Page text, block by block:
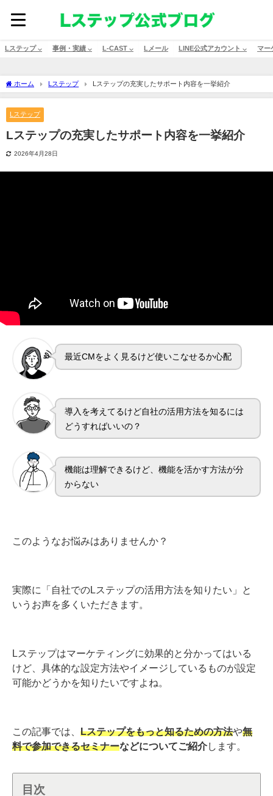
Lステップ ⌵ 事例・実績 ⌵ L-CAST ⌵ Lメール LINE公式アカウント ⌵ マー
ホーム Lステップ Lステップの充実したサポート内容を一挙紹介
Lステップ
Lステップの充実したサポート内容を一挙紹介
2026年4月28日
最近CMをよく見るけど使いこなせるか心配
導入を考えてるけど自社の活用方法を知るには
どうすればいいの？
機能は理解できるけど、機能を活かす方法が分
からない
このようなお悩みはありませんか？
実際に「自社でのLステップの活用方法を知りたい」と
いうお声を多くいただきます。
Lステップはマーケティングに効果的と分かってはいる
けど、具体的な設定方法やイメージしているものが設定
可能かどうかを知りたいですよね。
この記事では、 Lステップをもっと知るための方法や無
料で参加できるセミナーなどについてご紹介します。
目次